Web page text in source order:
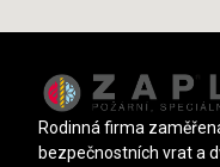
Rodinná firma
bezpečnostních vrat a